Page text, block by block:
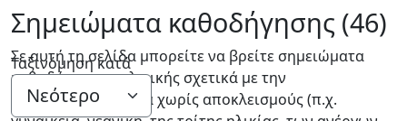
Ταξινόμηση κατά
Σημειώματα καθοδήγησης (46)
Σε αυτή τη σελίδα μπορείτε να βρείτε σημειώματα
καθοδήγησης πολιτικής σχετικά με την
επιχειρηματικότητα χωρίς αποκλεισμούς (π.χ.